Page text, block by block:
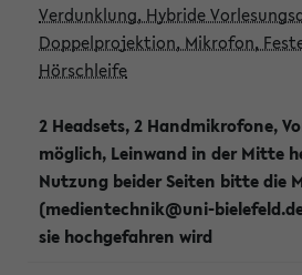
Verdunklung, Hybride
Doppelprojektion, Mikrofon,
Hörschleife
2 Headsets, 2 Handmikrofone,
möglich, Leinwand in der Mitte
Nutzung beider Seiten bitte die
(medientechnik@uni-
sie hochgefahren wird